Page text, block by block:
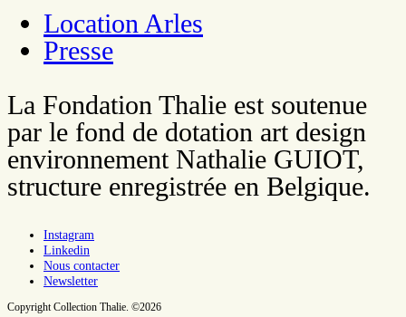
Location Arles
Presse
La Fondation Thalie est soutenue
par le fond de dotation art design
environnement Nathalie GUIOT,
structure enregistrée en Belgique.
Instagram
Linkedin
Nous contacter
Newsletter
Copyright Collection Thalie. ©2026